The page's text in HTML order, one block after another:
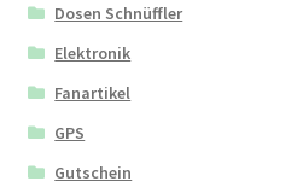
Dosen Schnüffler
Elektronik
Fanartikel
GPS
Gutschein